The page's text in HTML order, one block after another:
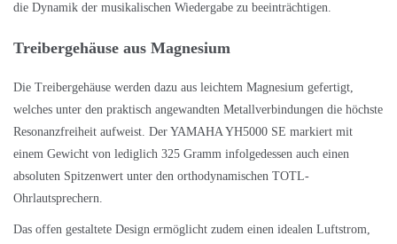
die Dynamik der musikalischen Wiedergabe zu beeinträchtigen.
Treibergehäuse aus Magnesium
Die Treibergehäuse werden dazu aus leichtem Magnesium gefertigt,
welches unter den praktisch angewandten Metallverbindungen die höchste
Resonanzfreiheit aufweist. Der YAMAHA YH5000 SE markiert mit
einem Gewicht von lediglich 325 Gramm infolgedessen auch einen
absoluten Spitzenwert unter den orthodynamischen TOTL-
Ohrlautsprechern.
Das offen gestaltete Design ermöglicht zudem einen idealen Luftstrom,